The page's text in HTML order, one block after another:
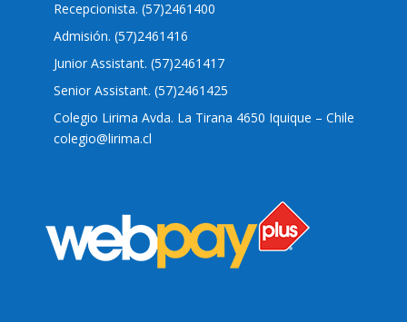
Recepcionista. (57)2461400
Admisión. (57)2461416
Junior Assistant. (57)2461417
Senior Assistant. (57)2461425
Colegio Lirima Avda. La Tirana 4650 Iquique – Chile
colegio@lirima.cl